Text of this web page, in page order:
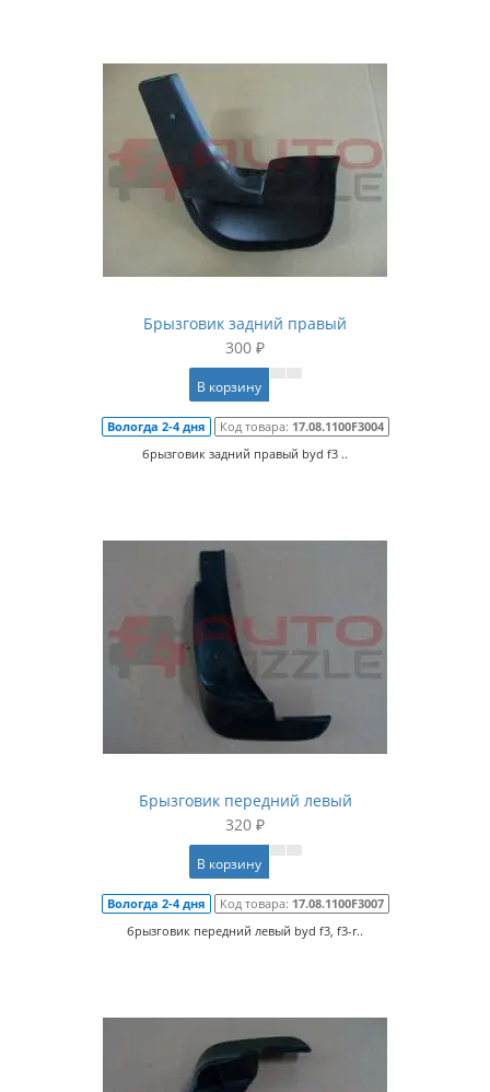
Брызговик задний правый
300 ₽
В корзину
Вологда 2-4 дня Код товара: 17.08.1100F3004
брызговик задний правый byd f3 ..
Брызговик передний левый
320 ₽
В корзину
Вологда 2-4 дня Код товара: 17.08.1100F3007
брызговик передний левый byd f3, f3-r..